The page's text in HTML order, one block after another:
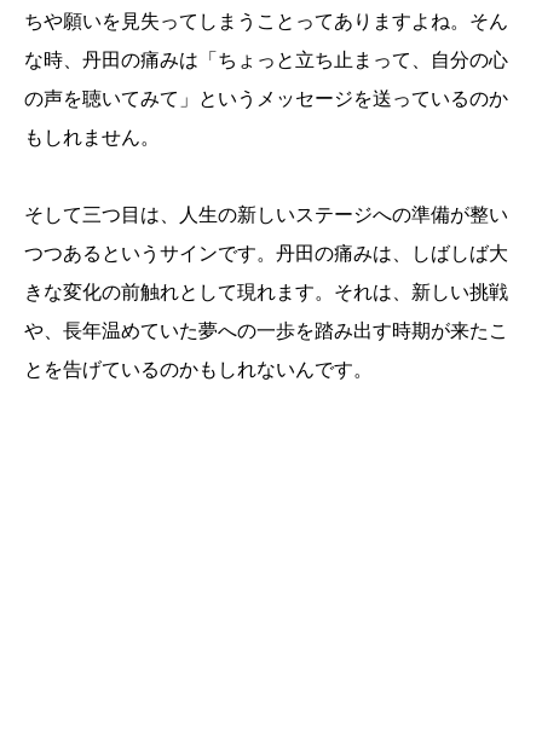
ちや願いを見失ってしまうことってありますよね。そん
な時、丹田の痛みは「ちょっと立ち止まって、自分の心
の声を聴いてみて」というメッセージを送っているのか
もしれません。
そして三つ目は、人生の新しいステージへの準備が整い
つつあるというサインです。丹田の痛みは、しばしば大
きな変化の前触れとして現れます。それは、新しい挑戦
や、長年温めていた夢への一歩を踏み出す時期が来たこ
とを告げているのかもしれないんです。